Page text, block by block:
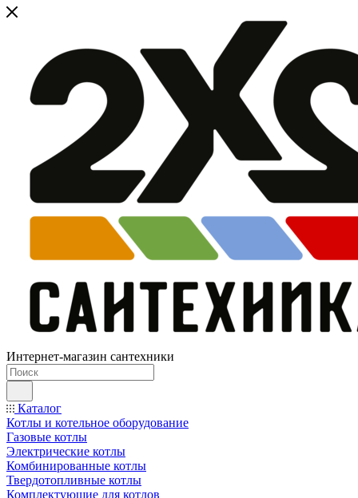
Интернет-магазин сантехники
Каталог
Котлы и котельное оборудование
Газовые котлы
Электрические котлы
Комбинированные котлы
Твердотопливные котлы
Комплектующие для котлов